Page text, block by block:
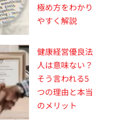
極め方をわかり
やすく解説
健康経営優良法
人は意味ない？
そう言われる5
つの理由と本当
のメリット